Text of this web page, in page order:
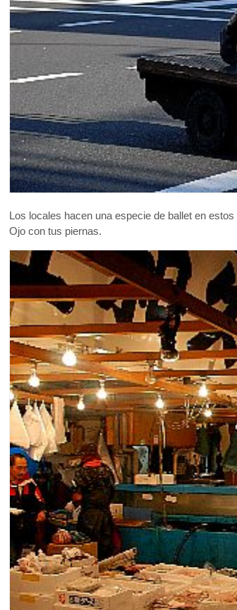
Los locales hacen una especie de ballet en estos
Ojo con tus piernas.